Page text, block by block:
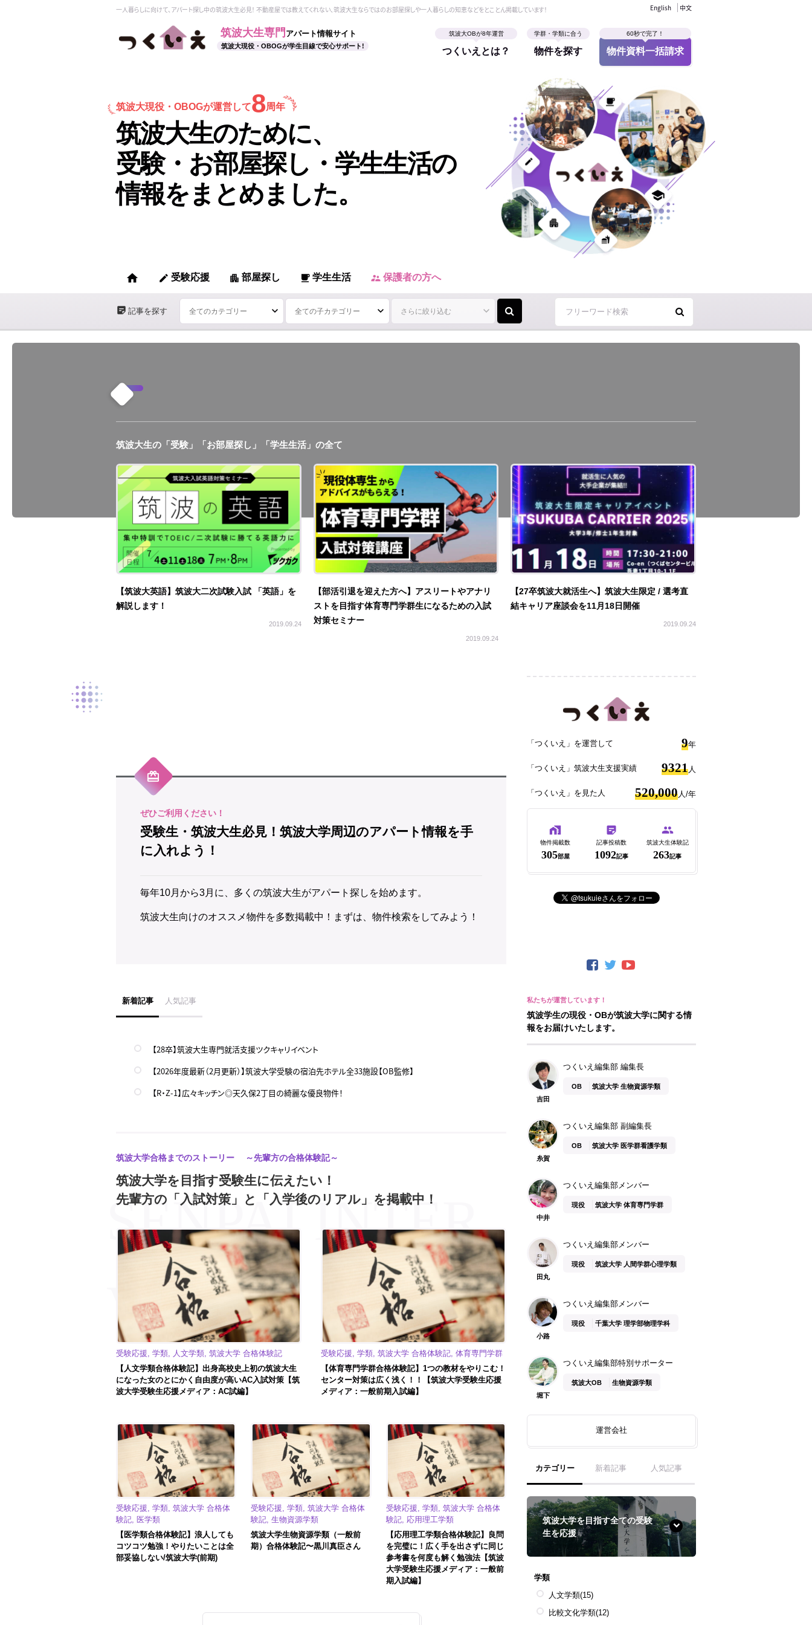
一人暮らしに向けて、アパート探し中の筑波大生必見！ 不動産屋では教えてくれない、筑波大生ならではのお部屋探しや一人暮らしの知恵などをとことん掲載しています！ English 中文
筑波大生専門 アパート情報サイト
筑波大現役・OBOGが学生目線で安心サポート!
筑波大OBが8年運営
つくいえとは？
学群・学類に合う
物件を探す
60秒で完了！
物件資料一括請求
筑波大現役・ OBOGが運営して8周年
筑波大生のために、
受験・お部屋探し・学生生活の
情報をまとめました。
home edit 受験応援 apartment 部屋探し local_cafe 学生生活 supervisor_account 保護者の方へ
sticky_note_2 記事を探す
筑波大生の「受験」「お部屋探し」「学生生活」の全て
【筑波大英語】筑波大二次試験入試 「英語」を
解説します！
2019.09.24
【部活引退を迎えた方へ】アスリートやアナリ
ストを目指す体育専門学群生になるための入試
対策セミナー
2019.09.24
【27卒筑波大就活生へ】筑波大生限定 / 選考直
結キャリア座談会を11月18日開催
2019.09.24
受験生・筑波大生必見！筑波大学周辺のアパート情報を手
に入れよう！
毎年10月から3月に、多くの筑波大生がアパート探しを始めます。
筑波大生向けのオススメ物件を多数掲載中！まずは、物件検索をしてみよう！
新着記事 人気記事
【28卒】筑波大生専門就活支援ツクキャリイベント
【2026年度最新（2月更新）】筑波大学受験の宿泊先ホテル全33施設【OB監修】
【R・Z-1】広々キッチン◎天久保2丁目の綺麗な優良物件！
【筑波大英語】筑波大二次試験入試 「英語」を解説します！
【ロイヤルKⅢマンション】ジムから近い！桜一丁目の広々物件
【ホワイトハウス】リフォーム済で綺麗！天久保2丁目の優良物件
【中山ビル】収納広々！良いところ満載の桜エリアで自炊も部活も両立できる
筑波大学合格までのストーリー ～先輩方の合格体験記～
筑波大学を目指す受験生に伝えたい！
先輩方の「入試対策」と「入学後のリアル」を掲載中！
受験応援, 学類, 人文学類, 筑波大学 合格体験記
【人文学類合格体験記】出身高校史上初の筑波大生
になった女のとにかく自由度が高いAC入試対策【筑
波大学受験生応援メディア：AC試編】
受験応援, 学類, 筑波大学 合格体験記, 体育専門学群
【体育専門学群合格体験記】1つの教材をやりこむ！
センター対策は広く浅く！！【筑波大学受験生応援
メディア：一般前期入試編】
受験応援, 学類, 筑波大学 合格体
験記, 医学類
【医学類合格体験記】浪人しても
コツコツ勉強！やりたいことは全
部妥協しない/筑波大学(前期)
受験応援, 学類, 筑波大学 合格体
験記, 生物資源学類
筑波大学生物資源学類（一般前
期）合格体験記〜黒川真臣さん
受験応援, 学類, 筑波大学 合格体
験記, 応用理工学類
【応用理工学類合格体験記】良問
を完璧に！広く手を出さずに同じ
参考書を何度も解く勉強法【筑波
大学受験生応援メディア：一般前
期入試編】
「つくいえ」を運営して 9年
「つくいえ」筑波大生支援実績 9321 人
「つくいえ」を見た人 520,000 人/年
物件掲載数
305部屋
記事投稿数
1092記事
筑波大生体験記
263記事
筑波学生の現役・OBが筑波大学に関する情
報をお届けいたします。
吉田
つくいえ編集部 編集長
OB 筑波大学 生物資源学類
糸賀
つくいえ編集部 副編集長
OB 筑波大学 医学群看護学類
中井
つくいえ編集部メンバー
現役 筑波大学 体育専門学群
田丸
つくいえ編集部メンバー
現役 筑波大学 人間学群心理学類
小路
つくいえ編集部メンバー
現役 千葉大学 理学部物理学科
堀下
つくいえ編集部特別サポーター
筑波大OB 生物資源学類
運営会社
カテゴリー 新着記事 人気記事
筑波大学を目指す全ての受験
生を応援
学類
人文学類(15)
比較文化学類(12)